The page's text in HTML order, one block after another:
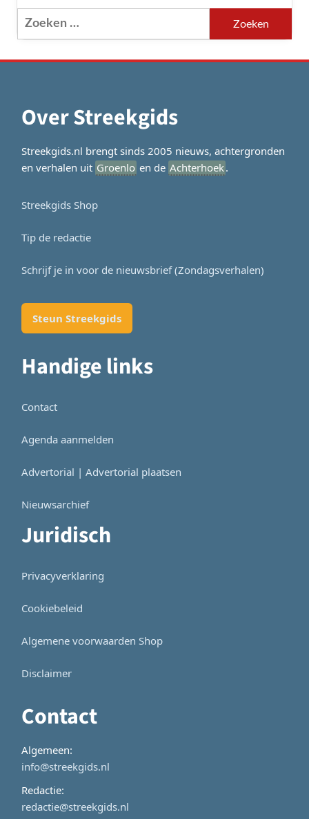
Zoeken
naar:
Over Streekgids
Streekgids.nl brengt sinds 2005 nieuws, achtergronden
en verhalen uit Groenlo en de Achterhoek.
Streekgids Shop
Tip de redactie
Schrijf je in voor de nieuwsbrief (Zondagsverhalen)
Steun Streekgids
Handige links
Contact
Agenda aanmelden
Advertorial | Advertorial plaatsen
Nieuwsarchief
Juridisch
Privacyverklaring
Cookiebeleid
Algemene voorwaarden Shop
Disclaimer
Contact
Algemeen:
info@streekgids.nl
Redactie:
redactie@streekgids.nl